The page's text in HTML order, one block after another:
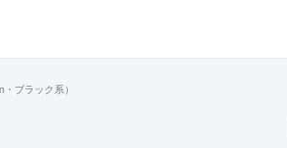
ブラック系）